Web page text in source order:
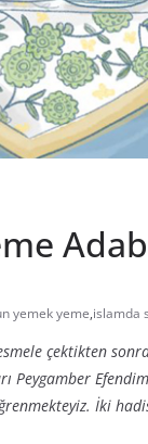
yemek yeme,islamda
çektikten
İki